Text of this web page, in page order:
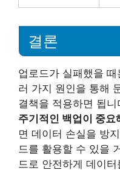
결론
업로드가 실패했을
러 가지 원인을 통해
결책을 적용하면 됩니
주기적인 백업이 중요
면 데이터 손실을 방
드를 활용할 수 있을
드로 안전하게 데이